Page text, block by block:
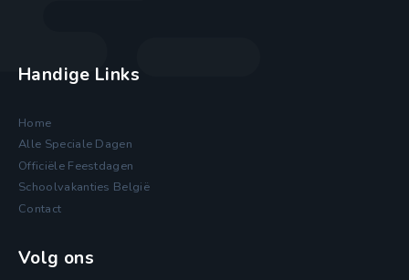
Handige Links
Home
Alle Speciale Dagen
Officiële Feestdagen
Schoolvakanties België
Contact
Volg ons